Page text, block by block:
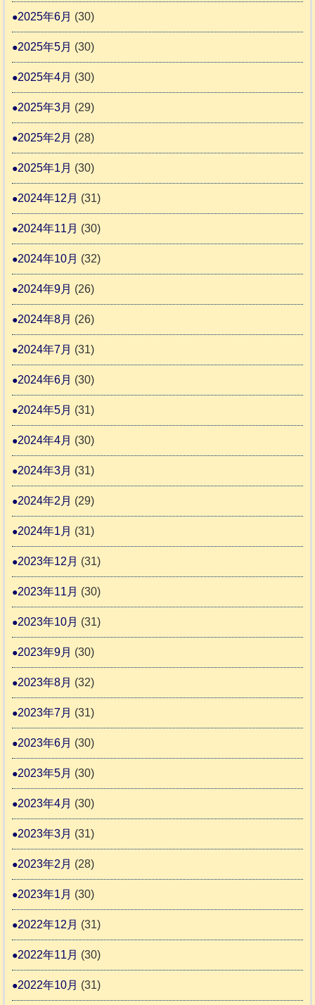
2025年6月 (30)
2025年5月 (30)
2025年4月 (30)
2025年3月 (29)
2025年2月 (28)
2025年1月 (30)
2024年12月 (31)
2024年11月 (30)
2024年10月 (32)
2024年9月 (26)
2024年8月 (26)
2024年7月 (31)
2024年6月 (30)
2024年5月 (31)
2024年4月 (30)
2024年3月 (31)
2024年2月 (29)
2024年1月 (31)
2023年12月 (31)
2023年11月 (30)
2023年10月 (31)
2023年9月 (30)
2023年8月 (32)
2023年7月 (31)
2023年6月 (30)
2023年5月 (30)
2023年4月 (30)
2023年3月 (31)
2023年2月 (28)
2023年1月 (30)
2022年12月 (31)
2022年11月 (30)
2022年10月 (31)